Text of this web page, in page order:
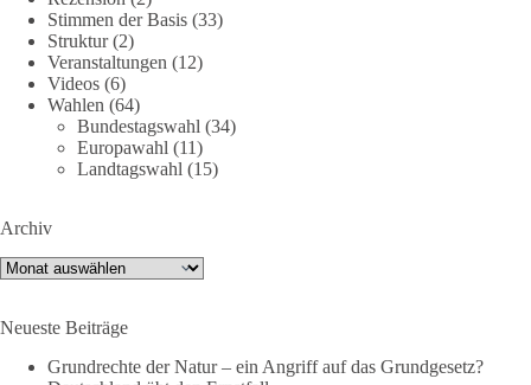
Die Ereignisse in Ceuta zeigen, wie schnell Menschen
zwischen geopolitische Interessen geraten können.
Unabhängig davon, welche politischen oder diplomatischen
Ursachen diese Krise im Einzelnen hatte, eines wird deutlich:
Wenn Migration als Druckmittel eingesetzt oder von
Schleusernetzwerken ausgenutzt werden kann, verlieren am
🟩🟩🟦🟦🟥🟥🟧🟧
verliert den Menschen aus dem Blick.
Stimmen der Basis (33)
Struktur(2)
Veranstaltungen (12)
Videos (6)
Wahlen (64)
Bundestagswahl (34)
Europawahl (11)
Landtagswahl (15)
Archiv
Archiv
Neueste Beiträge
Grundrechte der Natur – ein Angriff auf das Grundgesetz?